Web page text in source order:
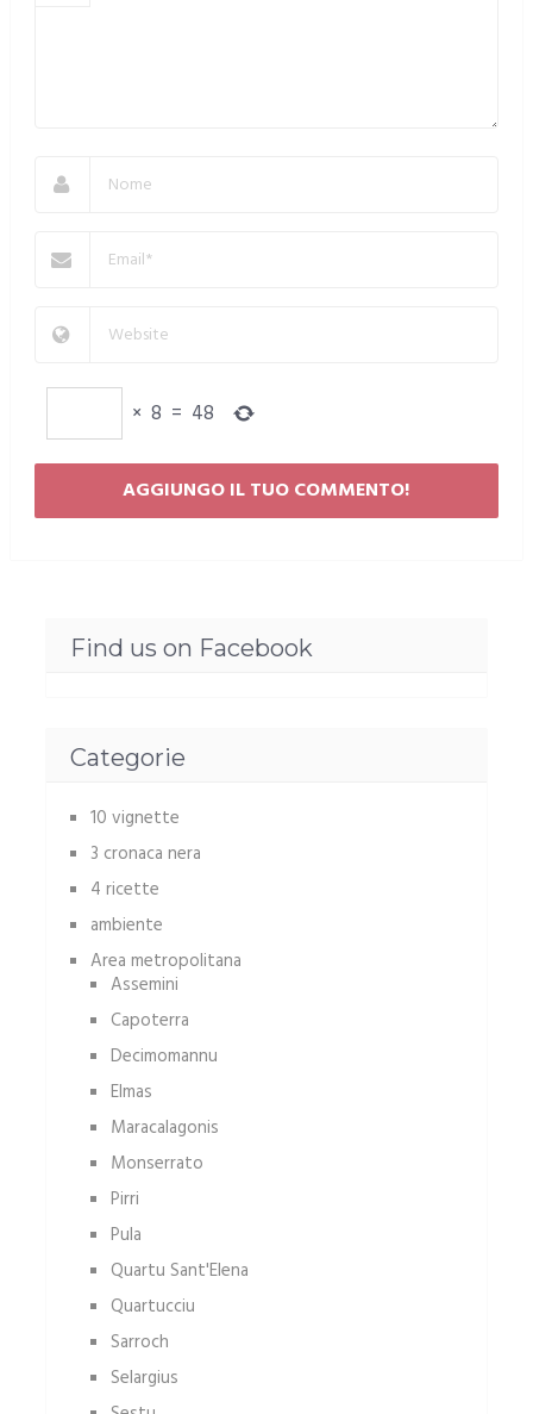
× 8 = 48
Find us on Facebook
Categorie
10 vignette
3 cronaca nera
4 ricette
ambiente
Area metropolitana
Assemini
Capoterra
Decimomannu
Elmas
Maracalagonis
Monserrato
Pirri
Pula
Quartu Sant'Elena
Quartucciu
Sarroch
Selargius